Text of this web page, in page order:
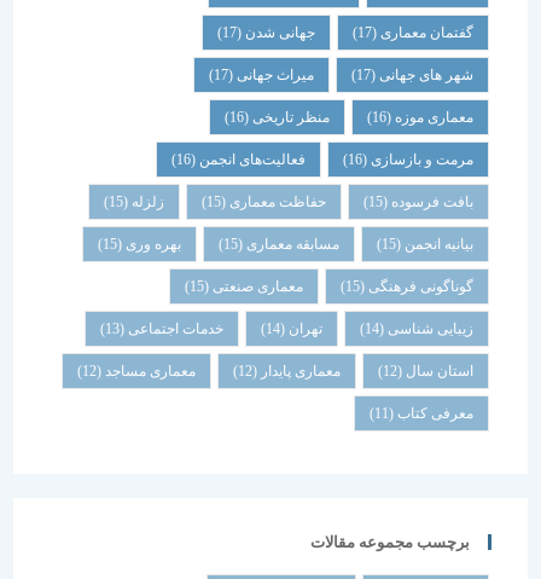
گفتمان معماری (17) جهانی شدن(17)
شهر های جهانی(17) میراث جهانی(17)
معماری موزه(16) منظر تاریخی (16)
مرمت و بازسازی(16) فعالیت‌های انجمن(16)
بافت فرسوده (15) حفاظت معماری (15) زلزله
بیانیه انجمن(15) مسابقه معماری (15) بهره وری(15)
گوناگونی فرهنگی (15) معماری صنعتی(15)
زیبایی شناسی (14) تهران خدمات اجتماعی (13)
استان سال(12) معماری پایدار (12) معماری مساجد(12)
معرفی کتاب(11)
برچسب مجموعه مقالات